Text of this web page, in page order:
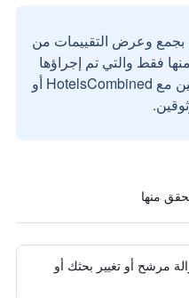
بجمع وعرض التقييمات من
فقط والتي تم إجراؤها
بواسطة مستخدمين حقيقيين مع HotelsCombined أو
مرشح أو تغيير بحثك أو